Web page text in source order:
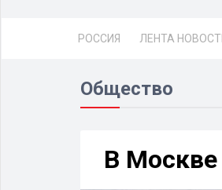
РОССИЯ ЛЕНТА
Общество
В Москве